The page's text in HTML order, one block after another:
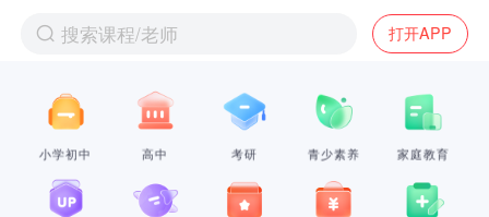
搜索课程/老师 打开APP
小学初中 高中 考研 青少素养 家庭教育